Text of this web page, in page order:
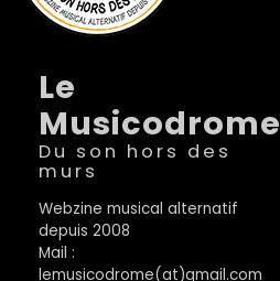
Le
Musicodrome
Du son hors des
murs
Webzine musical alternatif
depuis 2008
Mail :
lemusicodrome(at)gmail.com